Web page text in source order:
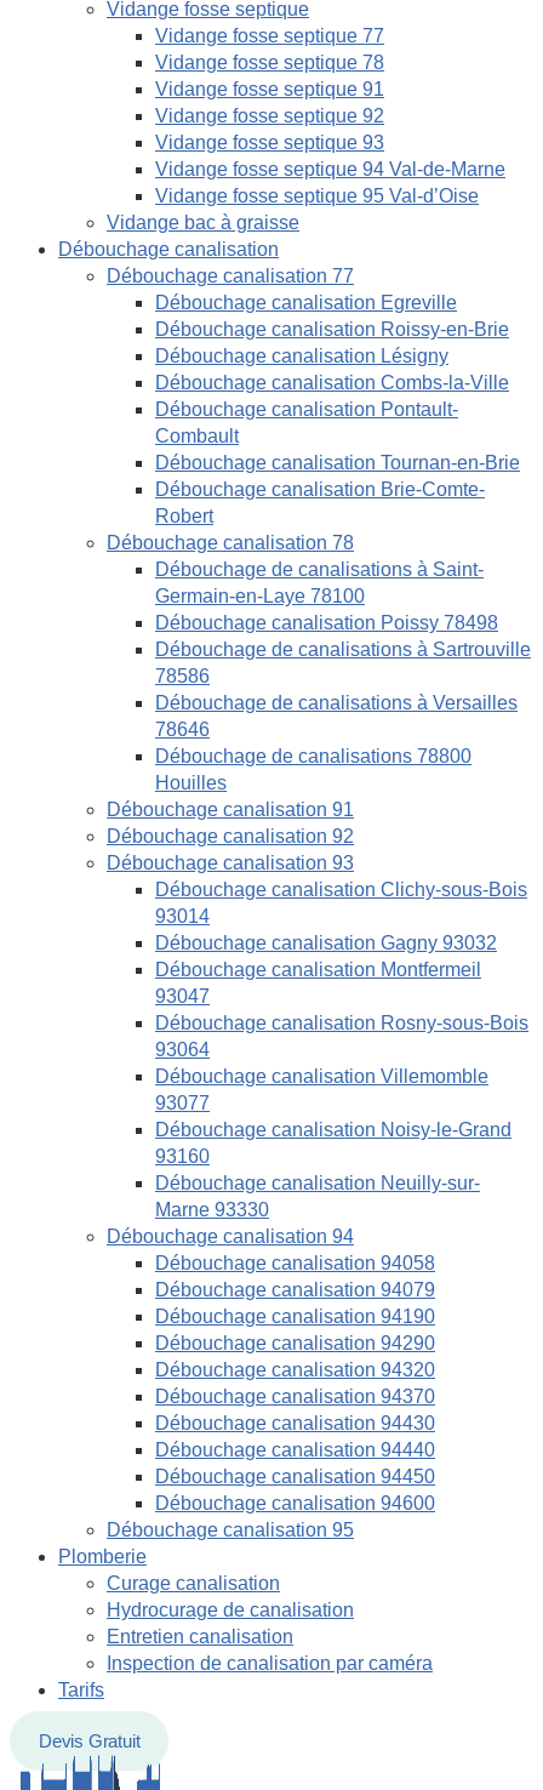
Vidange fosse septique
Vidange fosse septique 77
Vidange fosse septique 78
Vidange fosse septique 91
Vidange fosse septique 92
Vidange fosse septique 93
Vidange fosse septique 94 Val-de-Marne
Vidange fosse septique 95 Val-d’Oise
Vidange bac à graisse
Débouchage canalisation
Débouchage canalisation 77
Débouchage canalisation Egreville
Débouchage canalisation Roissy-en-Brie
Débouchage canalisation Lésigny
Débouchage canalisation Combs-la-Ville
Débouchage canalisation Pontault-
Combault
Débouchage canalisation Tournan-en-Brie
Débouchage canalisation Brie-Comte-
Robert
Débouchage canalisation 78
Débouchage de canalisations à Saint-
Germain-en-Laye 78100
Débouchage canalisation Poissy 78498
Débouchage de canalisations à Sartrouville
78586
Débouchage de canalisations à Versailles
78646
Débouchage de canalisations 78800
Houilles
Débouchage canalisation 91
Débouchage canalisation 92
Débouchage canalisation 93
Débouchage canalisation Clichy-sous-Bois
93014
Débouchage canalisation Gagny 93032
Débouchage canalisation Montfermeil
93047
Débouchage canalisation Rosny-sous-Bois
93064
Débouchage canalisation Villemomble
93077
Débouchage canalisation Noisy-le-Grand
93160
Débouchage canalisation Neuilly-sur-
Marne 93330
Débouchage canalisation 94
Débouchage canalisation 94058
Débouchage canalisation 94079
Débouchage canalisation 94190
Débouchage canalisation 94290
Débouchage canalisation 94320
Débouchage canalisation 94370
Débouchage canalisation 94430
Débouchage canalisation 94440
Débouchage canalisation 94450
Débouchage canalisation 94600
Débouchage canalisation 95
Plomberie
Curage canalisation
Hydrocurage de canalisation
Entretien canalisation
Inspection de canalisation par caméra
Tarifs
Devis Gratuit